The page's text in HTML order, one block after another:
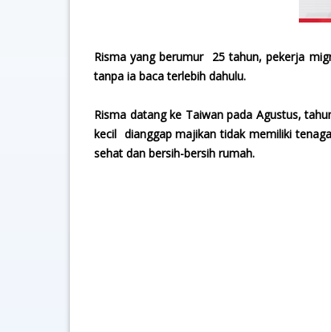
Risma yang berumur 25 tahun, pekerja
tanpa ia baca terlebih dahulu.
Risma datang ke Taiwan pada Agustus,
kecil dianggap majikan tidak memiliki
sehat dan bersih-bersih rumah.